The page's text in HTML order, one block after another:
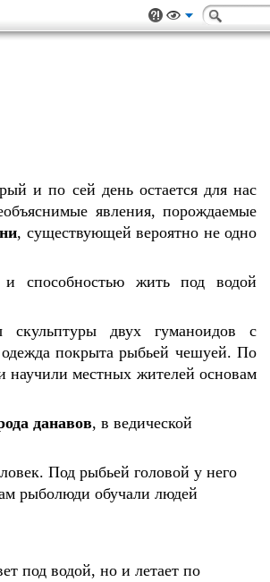
и по сей день остается для нас
явления, порождаемые
, существующей вероятно не одно
способностью жить под водой
скульптуры двух гуманоидов с
покрыта рыбьей чешуей. По
местных жителей основам
данавов, в ведической
Под рыбьей головой у него
рыболюди обучали людей
под водой, но и летает по